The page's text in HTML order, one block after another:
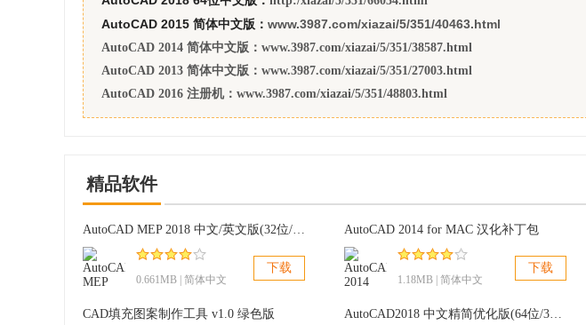
激活：我们建议阻止断网(更快，更容易激活)
5.点击激活之前
你有 2 个选择 :
只需点击关闭，再次点击激活
- b) 点击激活，它会做一个网上办理登机手续，只需点击关闭并再次单击激活。
AutoCAD 2015 简体中文版： www.3987.com/xiazai/5/351/40463.html
AutoCAD 2014 简体中文版：www.3987.com/xiazai/5/351/38587.html
AutoCAD 2013 简体中文版： www.3987.com/xiazai/5/351/27003.html
AutoCAD 2016 注册机：www.3987.com/xiazai/5/351/48803.html
精品软件
AutoCAD MEP 2018 中文/英文版(32位/64位)
0.661MB | 简体中文
下载
AutoCAD 2014 for MAC 汉化补丁包
1.18MB | 简体中文
下载
CAD填充图案制作工具 v1.0 绿色版 AutoCAD2018 中文精简优化版(64位/32位)